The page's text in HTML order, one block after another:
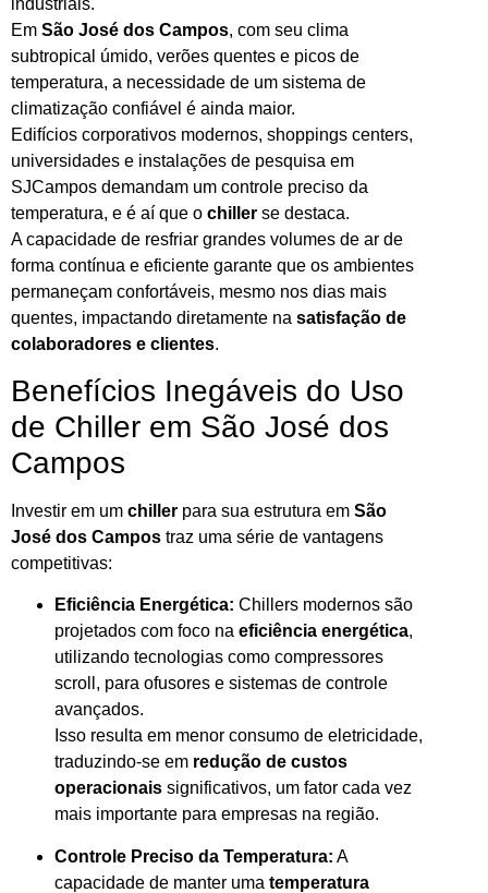
Em São José dos Campos, com seu clima
subtropical úmido, verões quentes e picos de
temperatura, a necessidade de um sistema de
climatização confiável é ainda maior.
Edifícios corporativos modernos, shoppings centers,
universidades e instalações de pesquisa em
SJCampos demandam um controle preciso da
temperatura, e é aí que o chiller se destaca.
A capacidade de resfriar grandes volumes de ar de
forma contínua e eficiente garante que os ambientes
permaneçam confortáveis, mesmo nos dias mais
quentes, impactando diretamente na satisfação de
colaboradores e clientes.
Benefícios Inegáveis do Uso
de Chiller em São José dos
Campos
Investir em um chiller para sua estrutura em São
José dos Campos traz uma série de vantagens
competitivas:
Eficiência Energética: Chillers modernos são
projetados com foco na eficiência energética,
utilizando tecnologias como compressores
scroll, para ofusores e sistemas de controle
avançados.
Isso resulta em menor consumo de eletricidade,
traduzindo-se em redução de custos
operacionais significativos, um fator cada vez
mais importante para empresas na região.
Controle Preciso da Temperatura: A
capacidade de manter uma temperatura